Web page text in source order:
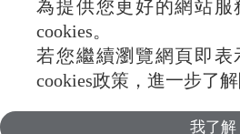
© 2024 RTI (Radio Taiwan
All rights
為提供您更好的網站服
cookies。
若您繼續瀏覽網頁即表
cookies政策，進一步了
我了解